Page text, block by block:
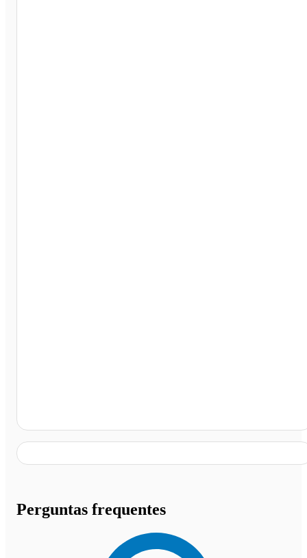
Perguntas frequentes